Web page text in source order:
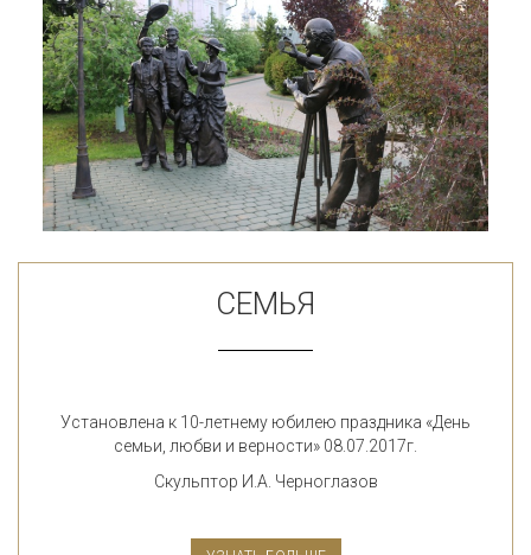
CЕМЬЯ
Установлена к 10-летнему юбилею праздника «День
семьи, любви и верности» 08.07.2017г.
Скульптор И.А. Черноглазов